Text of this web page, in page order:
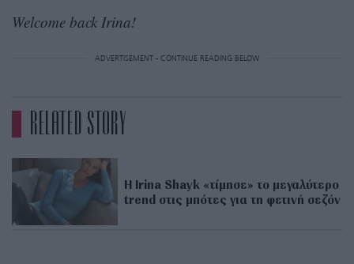
Welcome back Irina!
ADVERTISEMENT - CONTINUE READING BELOW
RELATED STORY
H Irina Shayk «τίμησε» το μεγαλύτερο
trend στις μπότες για τη φετινή σεζόν